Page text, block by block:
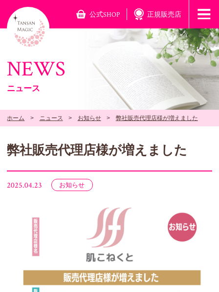
公式SHOP 正規販売店
NEWS
ニュース
ホーム ニュース お知らせ 弊社販売代理店様が増えました
弊社販売代理店様が増えました
2025.04.23 お知らせ